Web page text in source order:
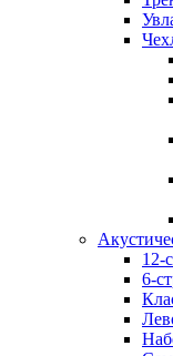
12-
6-